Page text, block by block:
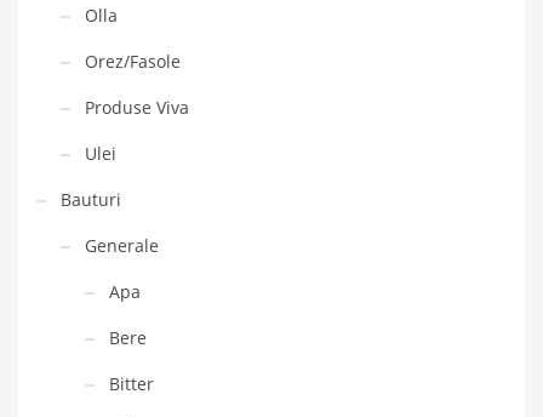
Olla
Orez/Fasole
Produse Viva
Ulei
Bauturi
Generale
Apa
Bere
Bitter